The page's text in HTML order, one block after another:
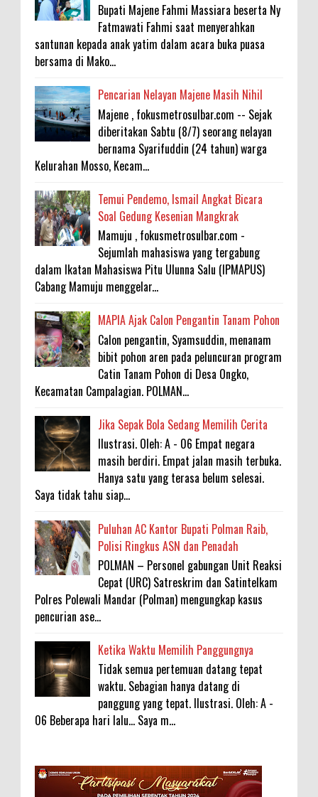
Bupati Majene Fahmi Massiara beserta Ny
Fatmawati Fahmi saat menyerahkan
santunan kepada anak yatim dalam acara buka puasa
bersama di Mako...
Pencarian Nelayan Majene Masih Nihil
Majene , fokusmetrosulbar.com -- Sejak
diberitakan Sabtu (8/7) seorang nelayan
bernama Syarifuddin (24 tahun) warga
Kelurahan Mosso, Kecam...
Temui Pendemo, Ismail Angkat Bicara
Soal Gedung Kesenian Mangkrak
Mamuju , fokusmetrosulbar.com -
Sejumlah mahasiswa yang tergabung
dalam Ikatan Mahasiswa Pitu Ulunna Salu (IPMAPUS)
Cabang Mamuju menggelar...
MAPIA Ajak Calon Pengantin Tanam Pohon
Calon pengantin, Syamsuddin, menanam
bibit pohon aren pada peluncuran program
Catin Tanam Pohon di Desa Ongko,
Kecamatan Campalagian. POLMAN...
Jika Sepak Bola Sedang Memilih Cerita
Ilustrasi. Oleh: A - 06 Empat negara
masih berdiri. Empat jalan masih terbuka.
Hanya satu yang terasa belum selesai.
Saya tidak tahu siap...
Puluhan AC Kantor Bupati Polman Raib,
Polisi Ringkus ASN dan Penadah
POLMAN – Personel gabungan Unit Reaksi
Cepat (URC) Satreskrim dan Satintelkam
Polres Polewali Mandar (Polman) mengungkap kasus
pencurian ase...
Ketika Waktu Memilih Panggungnya
Tidak semua pertemuan datang tepat
waktu. Sebagian hanya datang di
panggung yang tepat. Ilustrasi. Oleh: A -
06 Beberapa hari lalu... Saya m...